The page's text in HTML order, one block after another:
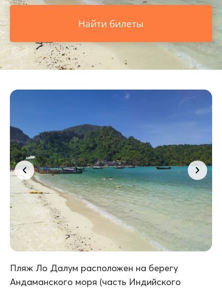
Найти билеты
Пляж Ло Далум расположен на берегу
Андаманского моря (часть Индийского